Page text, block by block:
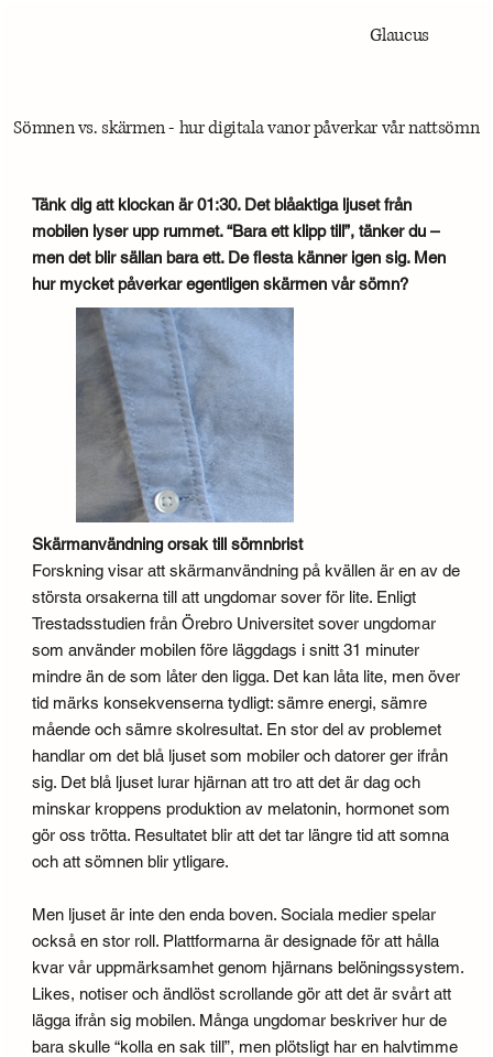
Glaucus
Sömnen vs. skärmen - hur digitala vanor påverkar vår nattsömn
Tänk dig att klockan är 01:30. Det blåaktiga ljuset från
mobilen lyser upp rummet. “Bara ett klipp till”, tänker du –
men det blir sällan bara ett. De flesta känner igen sig. Men
hur mycket påverkar egentligen skärmen vår sömn?
Skärmanvändning orsak till sömnbrist
Forskning visar att skärmanvändning på kvällen är en av de
största orsakerna till att ungdomar sover för lite. Enligt
Trestadsstudien från Örebro Universitet sover ungdomar
som använder mobilen före läggdags i snitt 31 minuter
mindre än de som låter den ligga. Det kan låta lite, men över
tid märks konsekvenserna tydligt: sämre energi, sämre
mående och sämre skolresultat. En stor del av problemet
handlar om det blå ljuset som mobiler och datorer ger ifrån
sig. Det blå ljuset lurar hjärnan att tro att det är dag och
minskar kroppens produktion av melatonin, hormonet som
gör oss trötta. Resultatet blir att det tar längre tid att somna
och att sömnen blir ytligare.
Men ljuset är inte den enda boven. Sociala medier spelar
också en stor roll. Plattformarna är designade för att hålla
kvar vår uppmärksamhet genom hjärnans belöningssystem.
Likes, notiser och ändlöst scrollande gör att det är svårt att
lägga ifrån sig mobilen. Många ungdomar beskriver hur de
bara skulle “kolla en sak till”, men plötsligt har en halvtimme